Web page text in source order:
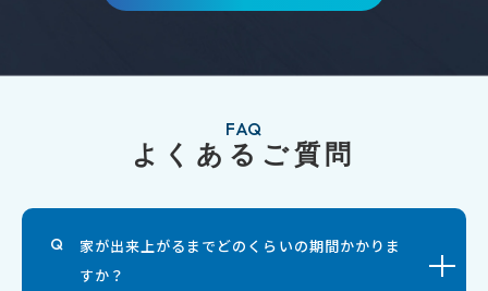
FAQ
よくあるご質問
家が出来上がるまでどのくらいの期間かかりま
すか？